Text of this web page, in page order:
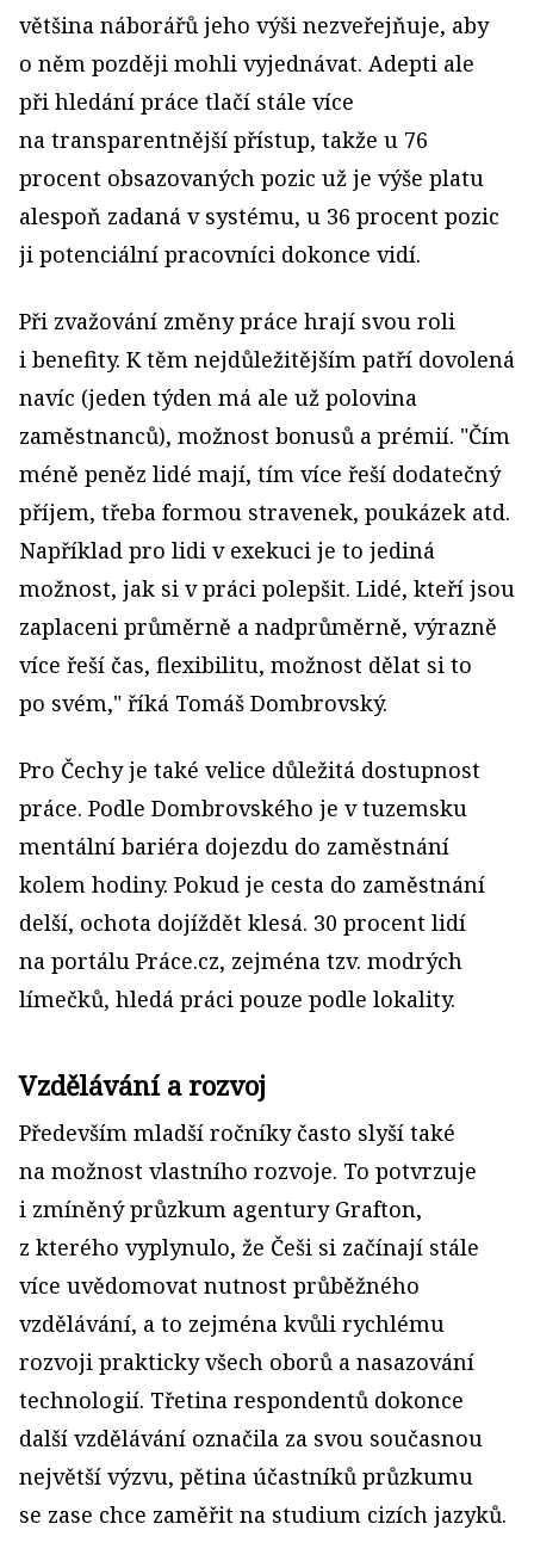
většina náborářů jeho výši nezveřejňuje, aby
o něm později mohli vyjednávat. Adepti ale
při hledání práce tlačí stále více
na transparentnější přístup, takže u 76
procent obsazovaných pozic už je výše platu
alespoň zadaná v systému, u 36 procent pozic
ji potenciální pracovníci dokonce vidí.
Při zvažování změny práce hrají svou roli
i benefity. K těm nejdůležitějším patří dovolená
navíc (jeden týden má ale už polovina
zaměstnanců), možnost bonusů a prémií. "Čím
méně peněz lidé mají, tím více řeší dodatečný
příjem, třeba formou stravenek, poukázek atd.
Například pro lidi v exekuci je to jediná
možnost, jak si v práci polepšit. Lidé, kteří jsou
zaplaceni průměrně a nadprůměrně, výrazně
více řeší čas, flexibilitu, možnost dělat si to
po svém," říká Tomáš Dombrovský.
Pro Čechy je také velice důležitá dostupnost
práce. Podle Dombrovského je v tuzemsku
mentální bariéra dojezdu do zaměstnání
kolem hodiny. Pokud je cesta do zaměstnání
delší, ochota dojíždět klesá. 30 procent lidí
na portálu Práce.cz, zejména tzv. modrých
límečků, hledá práci pouze podle lokality.
Vzdělávání a rozvoj
Především mladší ročníky často slyší také
na možnost vlastního rozvoje. To potvrzuje
i zmíněný průzkum agentury Grafton,
z kterého vyplynulo, že Češi si začínají stále
více uvědomovat nutnost průběžného
vzdělávání, a to zejména kvůli rychlému
rozvoji prakticky všech oborů a nasazování
technologií. Třetina respondentů dokonce
další vzdělávání označila za svou současnou
největší výzvu, pětina účastníků průzkumu
se zase chce zaměřit na studium cizích jazyků.